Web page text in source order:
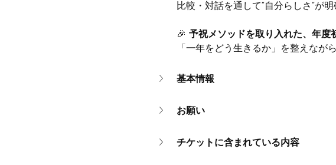
比較・対話を通して“自分らしさ”が
🎉 予祝メソッドを取り入れた、年度
「一年をどう生きるか」を整えなが
基本情報
お願い
チケットに含まれている内容